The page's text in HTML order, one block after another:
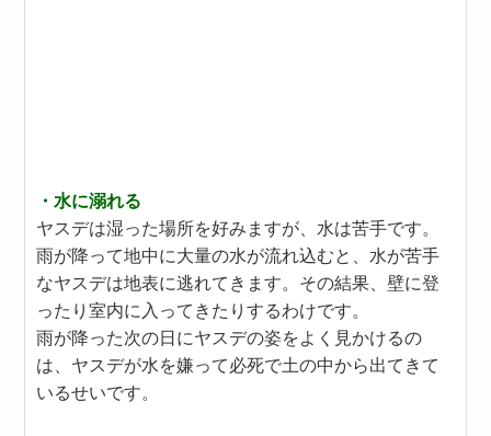
・水に溺れる
ヤスデは湿った場所を好みますが、水は苦手です。
雨が降って地中に大量の水が流れ込むと、水が苦手
なヤスデは地表に逃れてきます。その結果、壁に登
ったり室内に入ってきたりするわけです。
雨が降った次の日にヤスデの姿をよく見かけるの
は、ヤスデが水を嫌って必死で土の中から出てきて
いるせいです。